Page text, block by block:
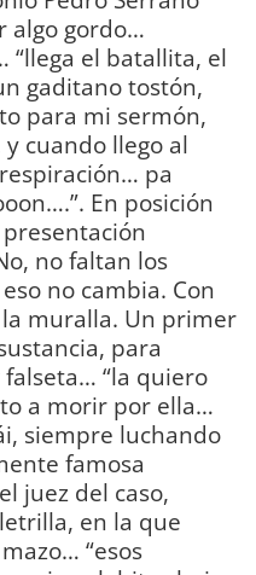
algo gordo…
“llega el batallita, el
gaditano tostón,
para mi sermón,
cuando llego al
pa
En posición
no faltan los
no cambia. Con
muralla. Un primer
para
“la quiero
a morir por ella…
siempre luchando
famosa
juez del caso,
en la que
“esos